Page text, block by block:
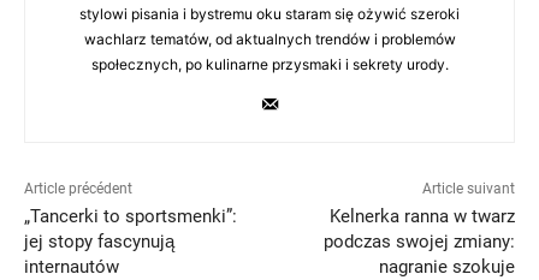
stylowi pisania i bystremu oku staram się ożywić szeroki
wachlarz tematów, od aktualnych trendów i problemów
społecznych, po kulinarne przysmaki i sekrety urody.
Article précédent
„Tancerki to sportsmenki”:
jej stopy fascynują
internautów
Article suivant
Kelnerka ranna w twarz
podczas swojej zmiany:
nagranie szokuje